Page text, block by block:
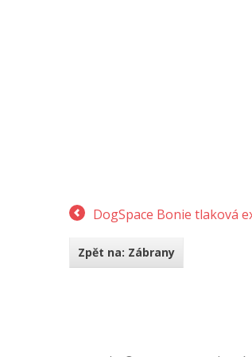
DogSpace Bonie tlaková
Zpět na: Zábrany